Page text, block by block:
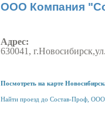
ООО Компания
Адрес:
630041,
Посмотреть на карте
Найти проезд до Состав-Проф,